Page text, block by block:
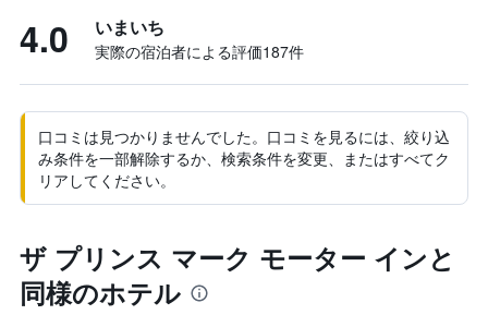
4.0 いまいち
実際の宿泊者による評価187​件
口コミは見つかりませんでした。口コミを見るには、絞り込
み条件を一部解除するか、検索条件を変更、またはすべてク
リアしてください。
ザ プリンス マーク モーター インと
同様のホテル